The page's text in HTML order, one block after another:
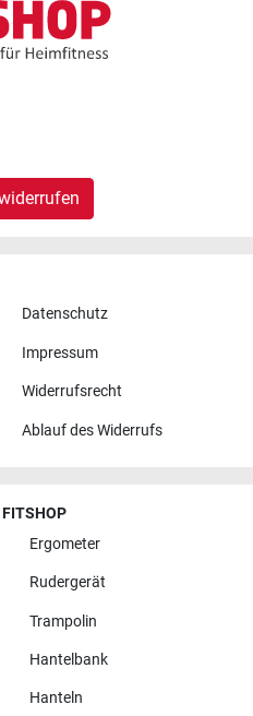
Datenschutz
Impressum
Widerrufsrecht
Ablauf des Widerrufs
FITSHOP
Ergometer
Rudergerät
Trampolin
Hantelbank
Hanteln